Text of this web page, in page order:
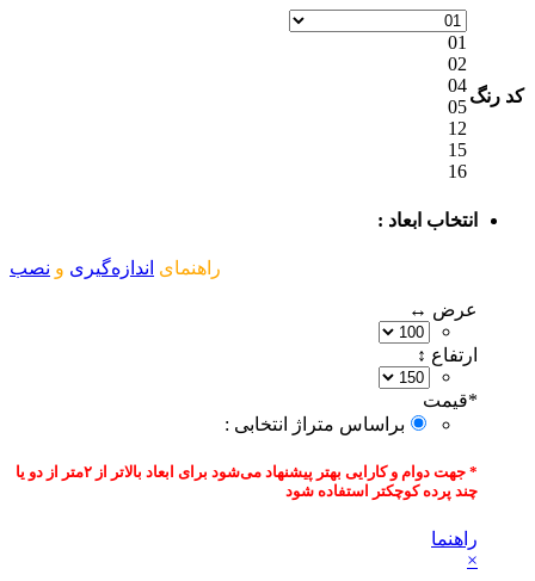
کد رنگ
01
02
04
05
12
15
16
انتخاب ابعاد :
راهنمایاندازه‌گیریونصب
عرض ↔
ارتفاع ↕
قیمت‌
براساس متراژ انتخابی :
* جهت دوام و کارایی بهتر پیشنهاد می‌شود برای ابعاد بالاتر از ۲متر از دو یا
چند پرده کوچکتر استفاده شود
راهنما